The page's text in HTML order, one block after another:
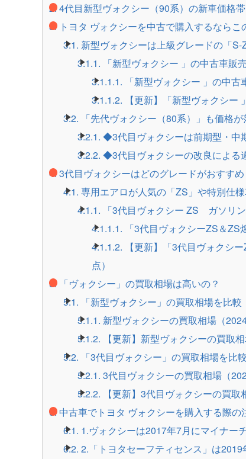
2.4代目新型ヴォクシー（90系）の新車価格帯
3.トヨタ ヴォクシーを中古で購入するならこ
3.1. 新型ヴォクシーは上級グレードの「S-
3.1.1. 「新型ヴォクシー 」の中古車販
3.1.1.1. 「新型ヴォクシー 」の中古
3.1.1.2. 【更新】「新型ヴォクシー
3.2. 「先代ヴォクシー（80系）」も価格
3.2.1. ◆3代目ヴォクシーは前期型・中
3.2.2. ◆3代目ヴォクシーの改良による
4.3代目ヴォクシーはどのグレードがおすすめ
4.1. 専用エアロが人気の「ZS」や特別仕
4.1.1. 「3代目ヴォクシー ZS ガソリ
4.1.1.1. 「3代目ヴォクシーZS＆
4.1.1.2. 【更新】「3代目ヴォクシ
点）
5.「ヴォクシー」の買取相場は高いの？
5.1. 「新型ヴォクシー」の買取相場を比較
5.1.1. 新型ヴォクシーの買取相場（
5.1.2. 【更新】新型ヴォクシーの買取
5.2. 「3代目ヴォクシー」の買取相場を比較
5.2.1. 3代目ヴォクシーの買取相場（
5.2.2. 【更新】3代目ヴォクシーの買取
6.中古車でトヨタ ヴォクシーを購入する際の
6.1. 1.ヴォクシーは2017年7月にマイナー
6.2. 2.「トヨタセーフティセンス」は